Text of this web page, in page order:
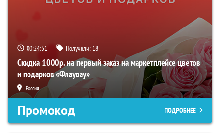
00:24:50 Получили: 18
Скидка 1000р. на первый заказ на маркетплейсе цветов
и подарков «Флаувау»
Россия
Промокод ПОДРОБНЕЕ